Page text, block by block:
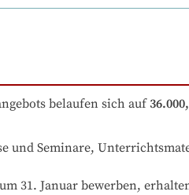
belaufen sich auf
und Seminare,
31. Januar bewerben,